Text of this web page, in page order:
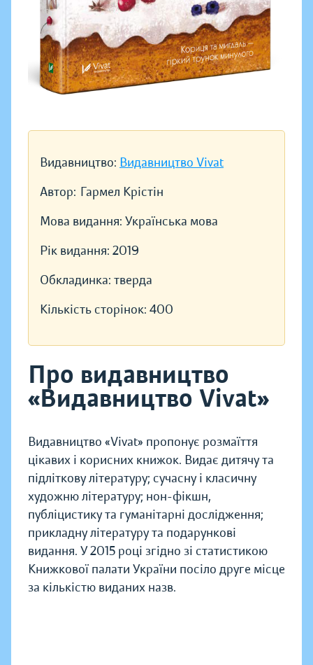
Видавництво: Видавництво Vivat
Автор: Гармел Крістін
Мова видання: Українська мова
Рік видання: 2019
Обкладинка: тверда
Кількість сторінок: 400
Про видавництво
«Видавництво Vivat»
Видавництво «Vivat» пропонує розмаїття
цікавих і корисних книжок. Видає дитячу та
підліткову літературу; сучасну і класичну
художню літературу; нон-фікшн,
публіцистику та гуманітарні дослідження;
прикладну літературу та подарункові
видання. У 2015 році згідно зі статистикою
Книжкової палати України посіло друге місце
за кількістю виданих назв.